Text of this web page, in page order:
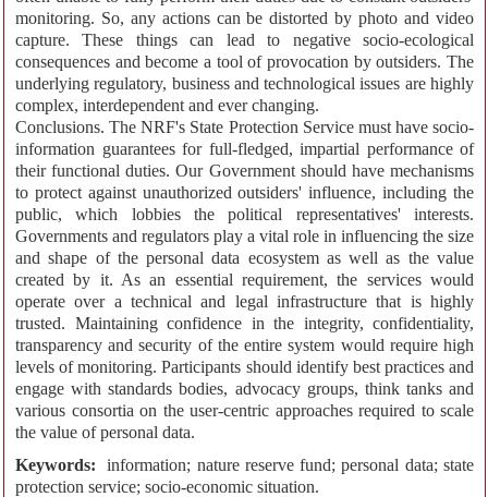
monitoring. So, any actions can be distorted by photo and video
capture. These things can lead to negative socio-ecological
consequences and become a tool of provocation by outsiders. The
underlying regulatory, business and technological issues are highly
complex, interdependent and ever changing.
Conclusions. The NRF's State Protection Service must have socio-
information guarantees for full-fledged, impartial performance of
their functional duties. Our Government should have mechanisms
to protect against unauthorized outsiders' influence, including the
public, which lobbies the political representatives' interests.
Governments and regulators play a vital role in influencing the size
and shape of the personal data ecosystem as well as the value
created by it. As an essential requirement, the services would
operate over a technical and legal infrastructure that is highly
trusted. Maintaining confidence in the integrity, confidentiality,
transparency and security of the entire system would require high
levels of monitoring. Participants should identify best practices and
engage with standards bodies, advocacy groups, think tanks and
various consortia on the user-centric approaches required to scale
the value of personal data.
Keywords:
information; nature reserve fund; personal data; state
protection service; socio-economic situation.